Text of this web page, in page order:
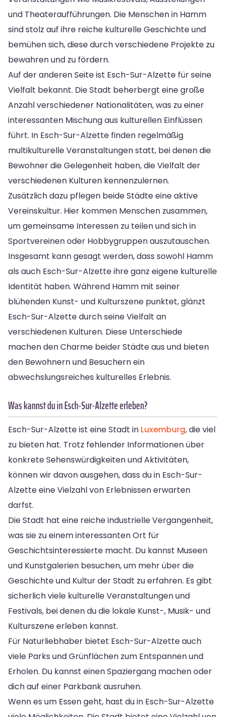
und Theateraufführungen. Die Menschen in Hamm
sind stolz auf ihre reiche kulturelle Geschichte und
bemühen sich, diese durch verschiedene Projekte zu
bewahren und zu fördern.
Auf der anderen Seite ist Esch-Sur-Alzette für seine
Vielfalt bekannt. Die Stadt beherbergt eine große
Anzahl verschiedener Nationalitäten, was zu einer
interessanten Mischung aus kulturellen Einflüssen
führt. In Esch-Sur-Alzette finden regelmäßig
multikulturelle Veranstaltungen statt, bei denen die
Bewohner die Gelegenheit haben, die Vielfalt der
verschiedenen Kulturen kennenzulernen.
Zusätzlich dazu pflegen beide Städte eine aktive
Vereinskultur. Hier kommen Menschen zusammen,
um gemeinsame Interessen zu teilen und sich in
Sportvereinen oder Hobbygruppen auszutauschen.
Insgesamt kann gesagt werden, dass sowohl Hamm
als auch Esch-Sur-Alzette ihre ganz eigene kulturelle
Identität haben. Während Hamm mit seiner
blühenden Kunst- und Kulturszene punktet, glänzt
Esch-Sur-Alzette durch seine Vielfalt an
verschiedenen Kulturen. Diese Unterschiede
machen den Charme beider Städte aus und bieten
den Bewohnern und Besuchern ein
abwechslungsreiches kulturelles Erlebnis.
Was kannst du in Esch-Sur-Alzette erleben?
Esch-Sur-Alzette ist eine Stadt in Luxemburg, die viel
zu bieten hat. Trotz fehlender Informationen über
konkrete Sehenswürdigkeiten und Aktivitäten,
können wir davon ausgehen, dass du in Esch-Sur-
Alzette eine Vielzahl von Erlebnissen erwarten
darfst.
Die Stadt hat eine reiche industrielle Vergangenheit,
was sie zu einem interessanten Ort für
Geschichtsinteressierte macht. Du kannst Museen
und Kunstgalerien besuchen, um mehr über die
Geschichte und Kultur der Stadt zu erfahren. Es gibt
sicherlich viele kulturelle Veranstaltungen und
Festivals, bei denen du die lokale Kunst-, Musik- und
Kulturszene erleben kannst.
Für Naturliebhaber bietet Esch-Sur-Alzette auch
viele Parks und Grünflächen zum Entspannen und
Erholen. Du kannst einen Spaziergang machen oder
dich auf einer Parkbank ausruhen.
Wenn es um Essen geht, hast du in Esch-Sur-Alzette